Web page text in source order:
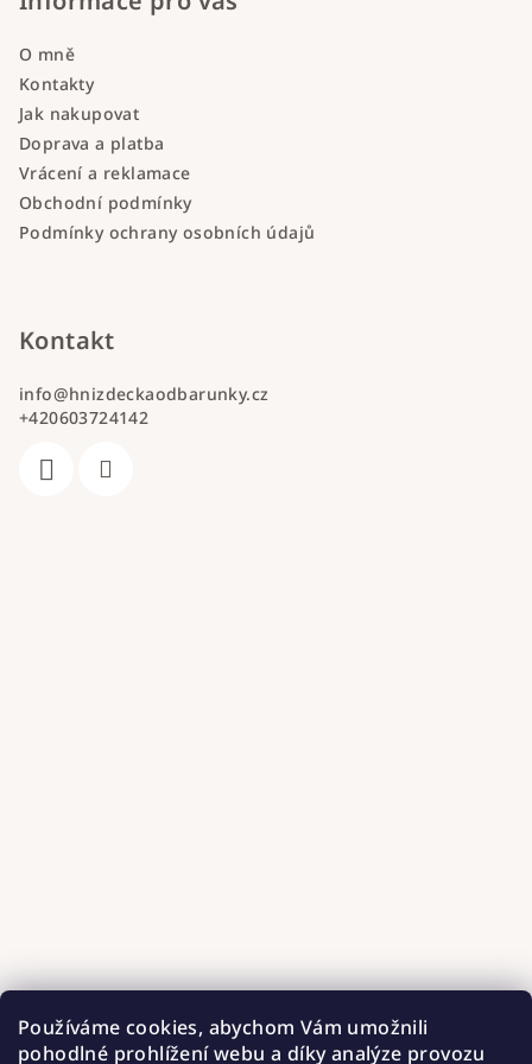
Používáme cookies, abychom Vám umožnili
pohodlné prohlížení webu a díky analýze provozu
O mně
Kontakty
Jak nakupovat
Doprava a platba
Vrácení a reklamace
Obchodní podmínky
Podmínky ochrany osobních údajů
Kontakt
info@hnizdeckaodbarunky.cz
+420603724142